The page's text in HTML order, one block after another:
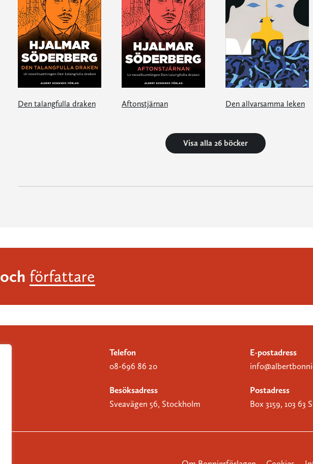
Den talangfulla draken Aftonstjärnan Den allvarsamma leken
Visa alla 26 böcker
och författare
Telefon
08-696 86 20
E-postadress
Besöksadress
Sveavägen 56, Stockholm
Postadress
Box 3159, 103 63